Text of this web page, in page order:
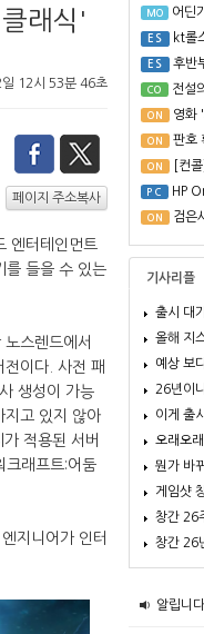
래식'
12시 53분 46초
페이지 주소복사
엔터테인먼트
를 들을 수 있는
스렌드에서
이다. 사전 패
생성이 가능
지고 있지 않아
적용된 서버
크래프트:어둠
지니어가 인터
MO 어딘
ES kt롤
ES 후반
CO 전설
ON 영화
ON 판호
ON [컨
PC HP
ON 검은
기사리플
출시 대
올해 지
예상 보
26년이
이게 출
오래오
뭔가 바
게임샷
창간 26
창간 26
알립니다